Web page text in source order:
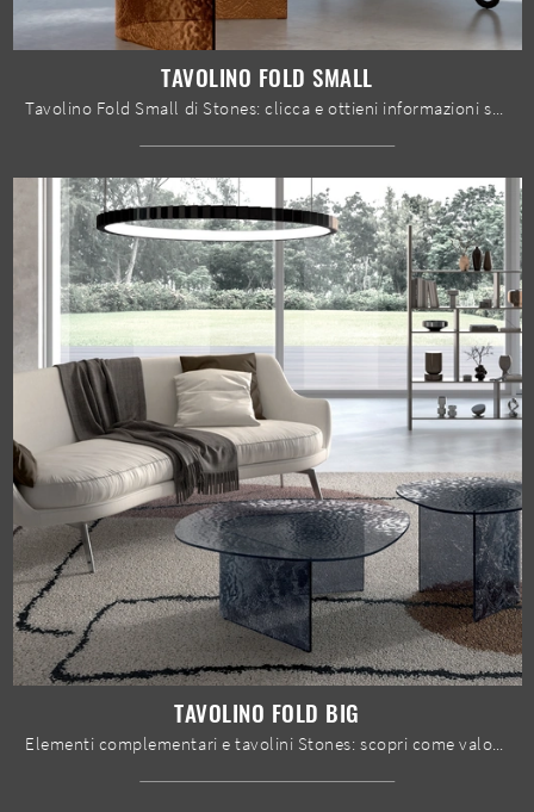
TAVOLINO FOLD SMALL
Tavolino Fold Small di Stones: clicca e ottieni informazioni sui Complementi e tavolini design in vetro del rinomato marchio!
TAVOLINO FOLD BIG
Elementi complementari e tavolini Stones: scopri come valorizzare i tuoi spazi design con il modello Tavolino Fold Big.